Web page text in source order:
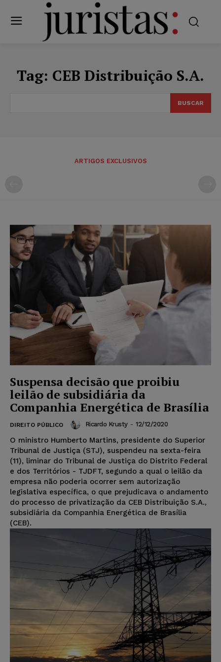
Tag: CEB Distribuição S.A.
BUSCAR
ARTIGOS EXCLUSIVOS
Suspensa decisão que proibiu
leilão de subsidiária da
Companhia Energética de Brasília
DIREITO PÚBLICO Ricardo Krusty - 12/12/2020
O ministro Humberto Martins, presidente do Superior
Tribunal de Justiça (STJ), suspendeu na sexta-feira
(11), liminar do Tribunal de Justiça do Distrito Federal
e dos Territórios - TJDFT, segundo a qual o leilão da
empresa não poderia ocorrer sem autorização
legislativa específica, o que prejudicava o andamento
do processo de privatização da CEB Distribuição S.A.,
subsidiária da Companhia Energética de Brasília
(CEB).